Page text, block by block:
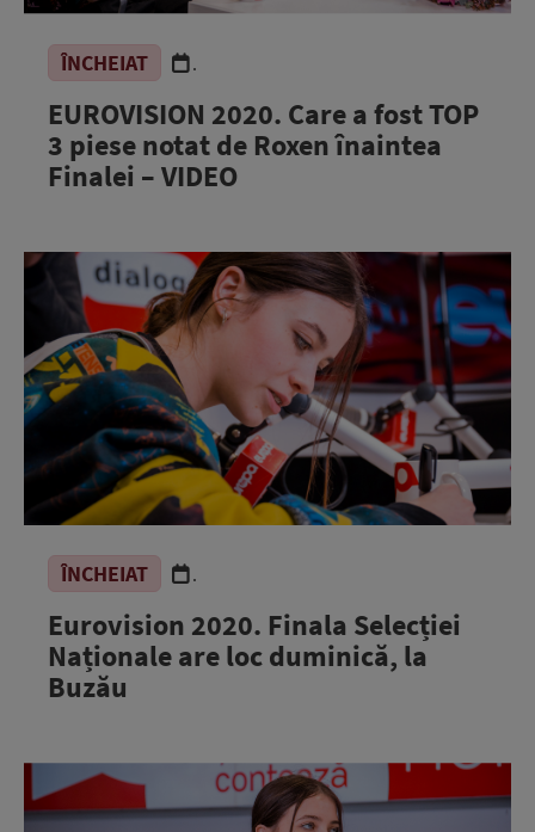
ÎNCHEIAT .
EUROVISION 2020. Care a fost TOP
3 piese notat de Roxen înaintea
Finalei – VIDEO
ÎNCHEIAT .
Eurovision 2020. Finala Selecției
Naționale are loc duminică, la
Buzău